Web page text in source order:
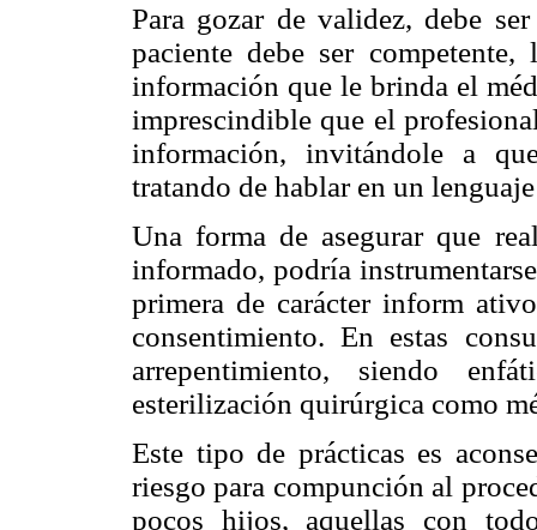
Para gozar de validez, debe
paciente debe ser
información que le brinda el
imprescindible que el
información, invitándole a
tratando de hablar en un
Una forma de asegurar que
informado, podría
primera de carácter inform
consentimiento. En estas
arrepentimiento, siendo
esterilización quirúrgica como
Este tipo de prácticas es
riesgo para compunción al
pocos hijos, aquellas con